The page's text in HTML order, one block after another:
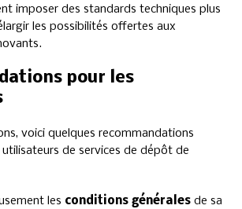
imposer des standards techniques plus
les possibilités offertes aux
pour les
voici quelques recommandations
de services de dépôt de
les conditions générales de sa